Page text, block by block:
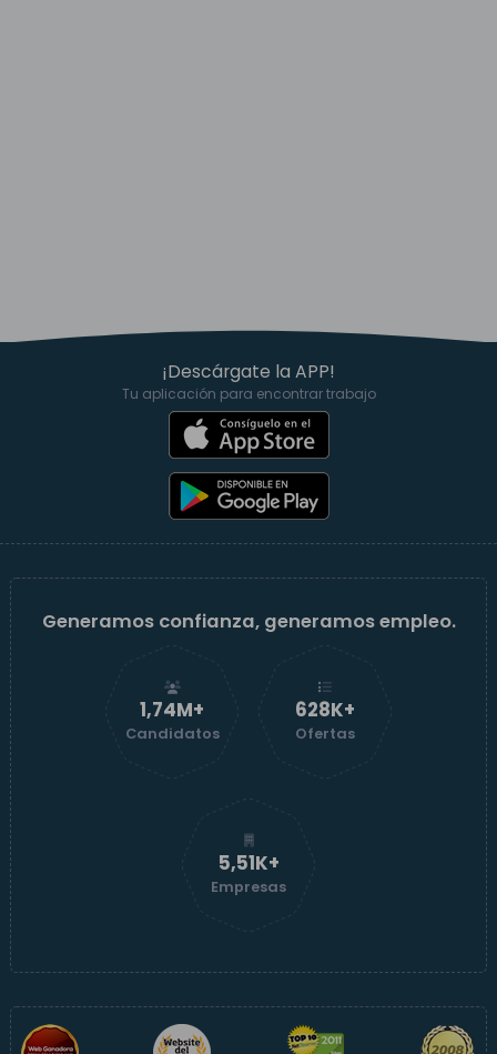
¡Descárgate la APP!
Tu aplicación para encontrar trabajo
Generamos confianza, generamos empleo.
1,74M+
Candidatos
629K+
Ofertas
5,52K+
Empresas